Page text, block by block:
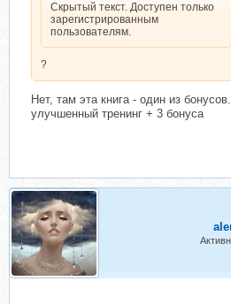
Скрытый текст. Доступен только
зарегистрированным
пользователям.
?
Нет, там эта книга - один из
улучшенный тренинг + 3 бонуса